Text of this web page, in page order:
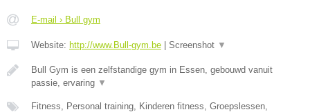
E-mail › Bull gym
Website: http://www.Bull-gym.be Screenshot ▼
Bull Gym is een zelfstandige gym in Essen, gebouwd vanuit
passie, ervaring ▼
Fitness, Personal training, Kinderen fitness, Groepslessen,